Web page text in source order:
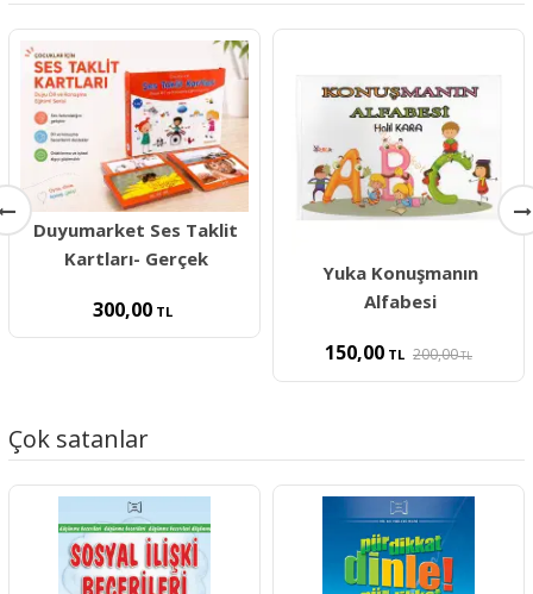
Duyumarket Ses Taklit
Kartları- Gerçek
300,00 TL
Yuka Konuşmanın
Alfabesi
150,00 TL 200,00TL
Çok satanlar